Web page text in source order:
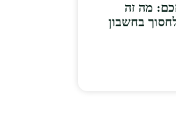
מה זה
בחשבון